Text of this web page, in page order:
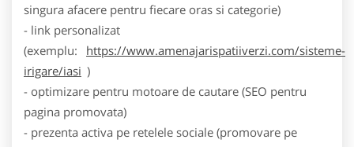
singura afacere pentru fiecare oras si categorie)
- link personalizat
(exemplu:
https://www.amenajarispatiiverzi.com/sisteme-
irigare/iasi )
- optimizare pentru motoare de cautare (SEO pentru
pagina promovata)
- prezenta activa pe retelele sociale (promovare pe